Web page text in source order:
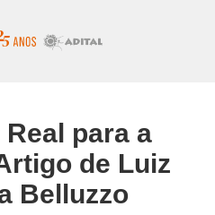
para a
de Luiz
Belluzzo